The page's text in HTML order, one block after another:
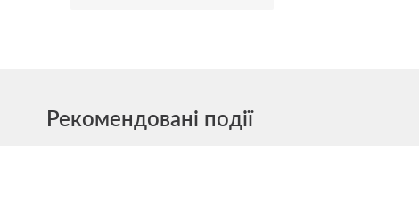
Рекомендовані події